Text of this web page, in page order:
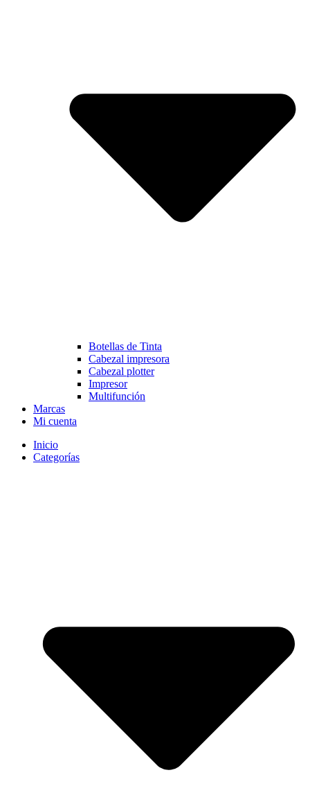
Botellas de Tinta
Cabezal impresora
Cabezal plotter
Impresor
Multifunción
Marcas
Mi cuenta
Inicio
Categorías